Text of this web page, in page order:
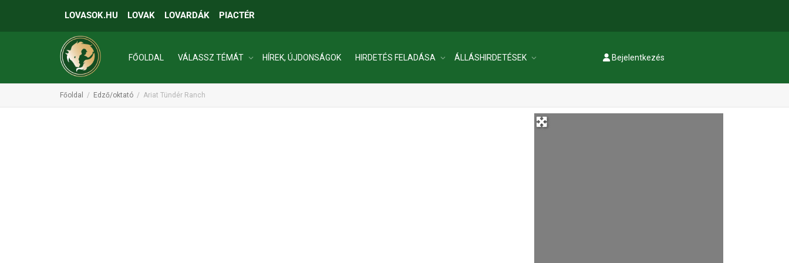
LOVASOK.HU LOVAK LOVARDÁK PIACTÉR
FŐOLDAL VÁLASSZ TÉMÁT HÍREK, ÚJDONSÁGOK HIRDETÉS FELADÁSA ÁLLÁSHIRDETÉSEK
INGATLANOK
Bejelentkezés
Regisztráció
Főoldal Edző/oktató Ariat Tündér Ranch